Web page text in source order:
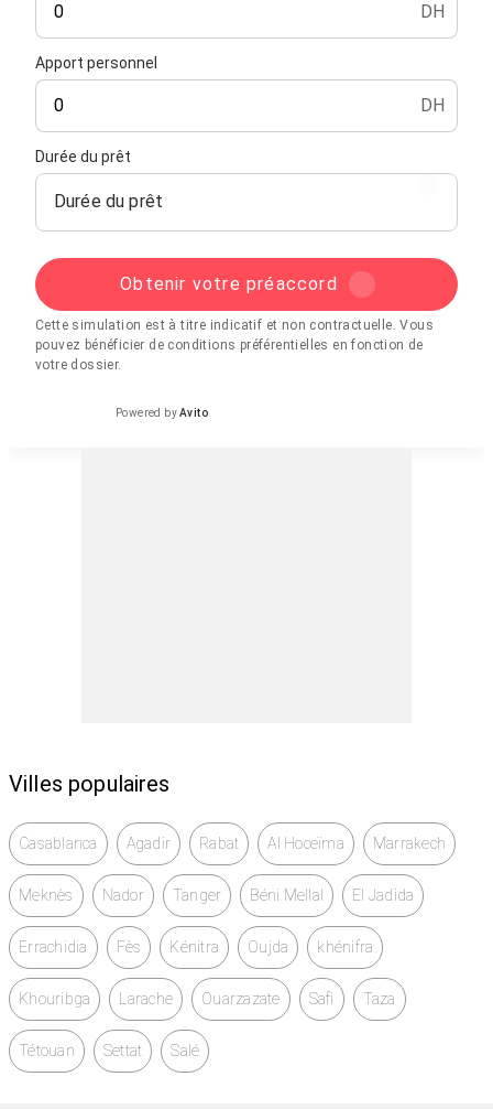
DH
Apport personnel
DH
Durée du prêt
Durée du prêt
Obtenir votre préaccord
Cette simulation est à titre indicatif et non contractuelle. Vous
pouvez bénéficier de conditions préférentielles en fonction de
votre dossier.
Powered byAvito
Villes populaires
Casablanca Agadir Rabat Al Hoceïma Marrakech
Meknès Nador Tanger Béni Mellal El Jadida
Errachidia Fès Kénitra Oujda khénifra
Khouribga Larache Ouarzazate Safi Taza
Tétouan Settat Salé